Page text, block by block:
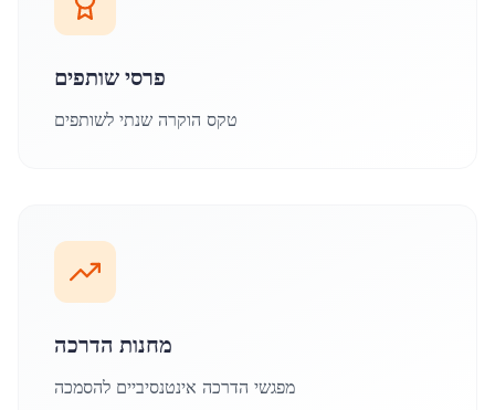
פרסי שותפים
טקס הוקרה שנתי לשותפים
מחנות הדרכה
מפגשי הדרכה אינטנסיביים להסמכה